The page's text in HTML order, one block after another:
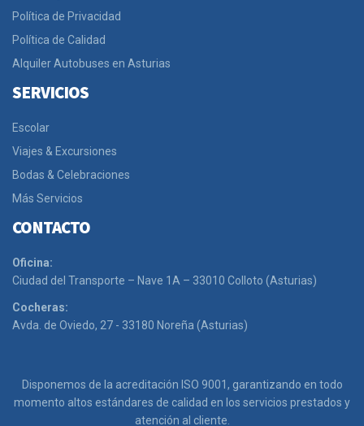
Política de Privacidad
Política de Calidad
Alquiler Autobuses en Asturias
SERVICIOS
Escolar
Viajes & Excursiones
Bodas & Celebraciones
Más Servicios
CONTACTO
Oficina:
Ciudad del Transporte – Nave 1A – 33010 Colloto (Asturias)
Cocheras:
Avda. de Oviedo, 27 - 33180 Noreña (Asturias)
Disponemos de la acreditación ISO 9001, garantizando en todo
momento altos estándares de calidad en los servicios prestados y
atención al cliente.